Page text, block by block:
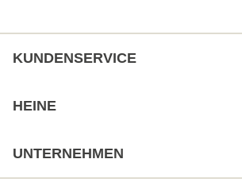
KUNDENSERVICE
HEINE
UNTERNEHMEN